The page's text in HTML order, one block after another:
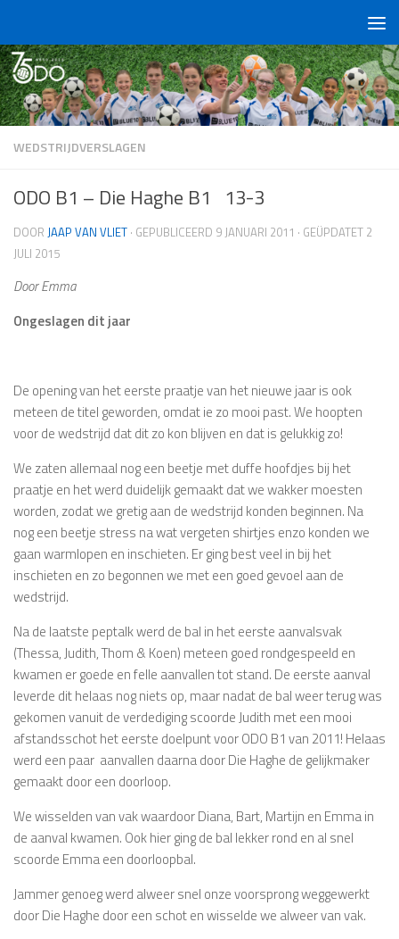
WEDSTRIJDVERSLAGEN
ODO B1 – Die Haghe B1 13-3
DOOR JAAP VAN VLIET · GEPUBLICEERD 9 JANUARI 2011 · GEÜPDATET 2
JULI 2015
Door Emma
Ongeslagen dit jaar
De opening van het eerste praatje van het nieuwe jaar is ook
meteen de titel geworden, omdat ie zo mooi past. We hoopten
voor de wedstrijd dat dit zo kon blijven en dat is gelukkig zo!
We zaten allemaal nog een beetje met duffe hoofdjes bij het
praatje en het werd duidelijk gemaakt dat we wakker moesten
worden, zodat we gretig aan de wedstrijd konden beginnen. Na
nog een beetje stress na wat vergeten shirtjes enzo konden we
gaan warmlopen en inschieten. Er ging best veel in bij het
inschieten en zo begonnen we met een goed gevoel aan de
wedstrijd.
Na de laatste peptalk werd de bal in het eerste aanvalsvak
(Thessa, Judith, Thom & Koen) meteen goed rondgespeeld en
kwamen er goede en felle aanvallen tot stand. De eerste aanval
leverde dit helaas nog niets op, maar nadat de bal weer terug was
gekomen vanuit de verdediging scoorde Judith met een mooi
afstandsschot het eerste doelpunt voor ODO B1 van 2011! Helaas
werd een paar aanvallen daarna door Die Haghe de gelijkmaker
gemaakt door een doorloop.
We wisselden van vak waardoor Diana, Bart, Martijn en Emma in
de aanval kwamen. Ook hier ging de bal lekker rond en al snel
scoorde Emma een doorloopbal.
Jammer genoeg werd alweer snel onze voorsprong weggewerkt
door Die Haghe door een schot en wisselde we alweer van vak.